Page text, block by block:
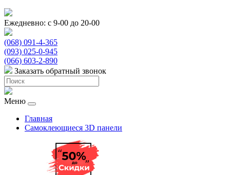
Ежедневно: с 9-00 до 20-00
(068) 091-4-365
(093) 025-0-945
(066) 603-2-890
Заказать обратный звонок
Меню
Главная
Самоклеющиеся 3D панели